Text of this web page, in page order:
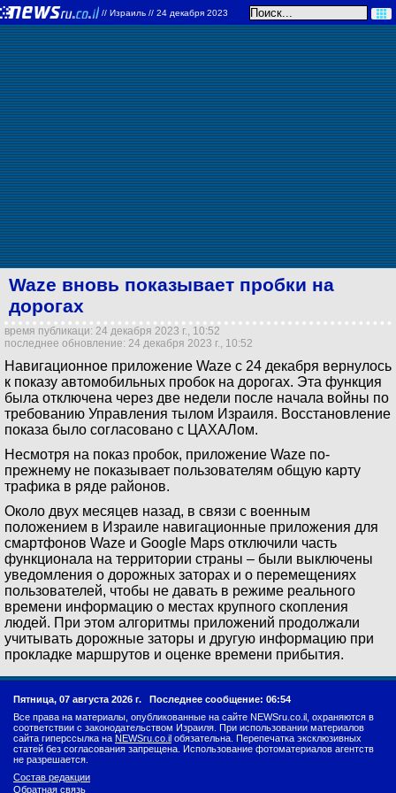
// Израиль // 24 декабря 2023
Waze вновь показывает пробки на
дорогах
время публикаци: 24 декабря 2023 г., 10:52
последнее обновление: 24 декабря 2023 г., 10:52
Навигационное приложение Waze с 24 декабря вернулось
к показу автомобильных пробок на дорогах. Эта функция
была отключена через две недели после начала войны по
требованию Управления тылом Израиля. Восстановление
показа было согласовано с ЦАХАЛом.
Несмотря на показ пробок, приложение Waze по-
прежнему не показывает пользователям общую карту
трафика в ряде районов.
Около двух месяцев назад, в связи с военным
положением в Израиле навигационные приложения для
смартфонов Waze и Google Maps отключили часть
функционала на территории страны – были выключены
уведомления о дорожных заторах и о перемещениях
пользователей, чтобы не давать в режиме реального
времени информацию о местах крупного скопления
людей. При этом алгоритмы приложений продолжали
учитывать дорожные заторы и другую информацию при
прокладке маршрутов и оценке времени прибытия.
Пятница, 07 августа 2026 г. Последнее сообщение: 06:54
Все права на материалы, опубликованные на сайте NEWSru.co.il, охраняются в
соответствии с законодательством Израиля. При использовании материалов
сайта гиперссылка на NEWSru.co.il обязательна. Перепечатка эксклюзивных
статей без согласования запрещена. Использование фотоматериалов агентств
не разрешается.
Состав редакции
Обратная связь